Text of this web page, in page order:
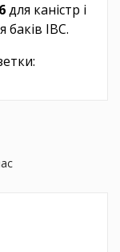
для каністр і
IBC.